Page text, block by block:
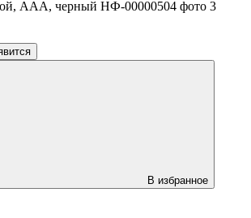
В избранное